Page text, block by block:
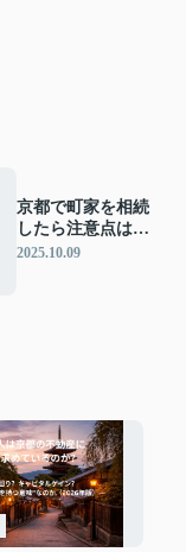
京都で町家を相続
したら注意点は
何？売却時に知る
2025.10.09